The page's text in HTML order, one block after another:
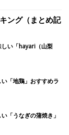
ング（まとめ記
しい「hayari（山梨
「地鶏」おすすめラ
「うなぎの蒲焼き」